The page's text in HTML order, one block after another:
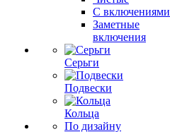
С включениями
Заметные
включения
Серьги
Подвески
Кольца
По дизайну